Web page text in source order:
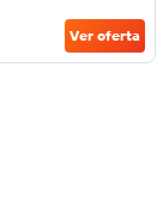
Ver oferta